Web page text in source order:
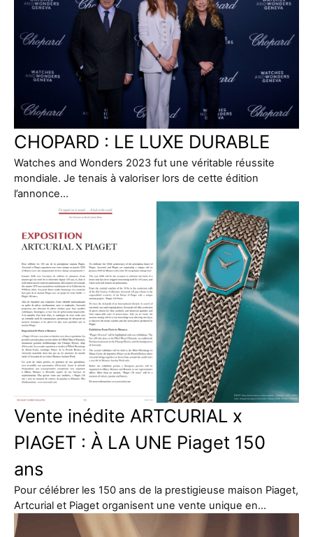
CHOPARD : LE LUXE DURABLE
Watches and Wonders 2023 fut une véritable réussite
mondiale. Je tenais à valoriser lors de cette édition
l’annonce…
Vente inédite ARTCURIAL x
PIAGET : À LA UNE Piaget 150
ans
Pour célébrer les 150 ans de la prestigieuse maison Piaget,
Artcurial et Piaget organisent une vente unique en…